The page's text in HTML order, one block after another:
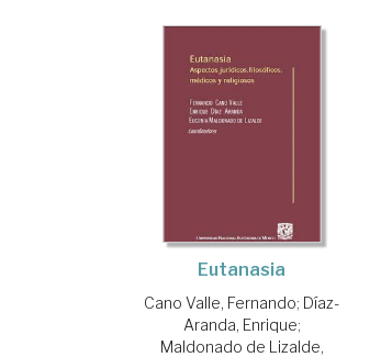
Eutanasia
Cano Valle, Fernando; Díaz-
Aranda, Enrique;
Maldonado de Lizalde,